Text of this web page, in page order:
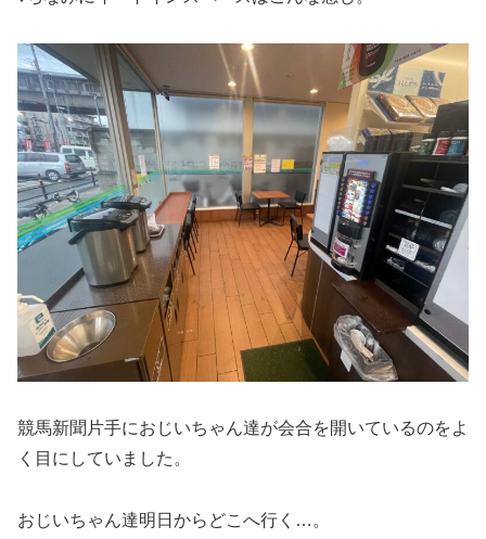
競馬新聞片手におじいちゃん達が会合を開いているのをよ
く目にしていました。
おじいちゃん達明日からどこへ行く…。